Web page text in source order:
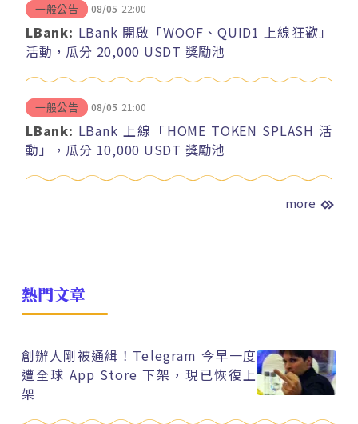
一般公告 08/05 22:00
LBank: LBank 開啟「WOOF、QUID1 上線狂歡」
活動，瓜分 20,000 USDT 獎勵池
一般公告 08/05 21:00
LBank: LBank 上線「HOME TOKEN SPLASH 活
動」，瓜分 10,000 USDT 獎勵池
more
熱門文章
創辦人剛被通緝！Telegram 今早一度
遭全球 App Store 下架，現已恢復上
架